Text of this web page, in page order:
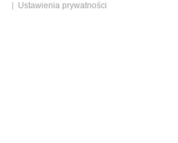
Ustawienia prywatności